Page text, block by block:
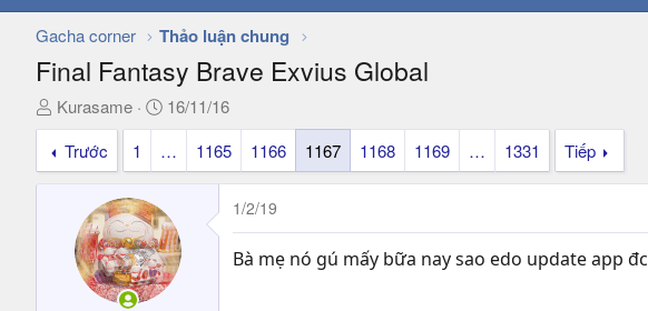
Gacha corner Thảo luận chung
Final Fantasy Brave Exvius Global
T
h
e
Kurasame
N
g
à
y
ử
i
16/11/16
Trước
1 … 1165 1166 1167 1168 1169 … 1331 Tiếp
1/2/19
Bà mẹ nó gú mấy bữa nay sao edo update app đc